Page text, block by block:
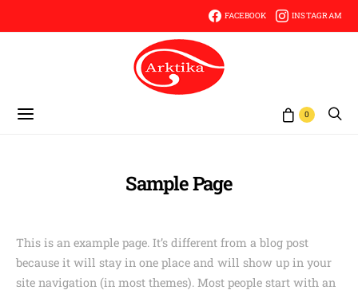
FACEBOOK INSTAGRAM
0
Sample Page
This is an example page. It’s different from a blog post
because it will stay in one place and will show up in your
site navigation (in most themes). Most people start with an